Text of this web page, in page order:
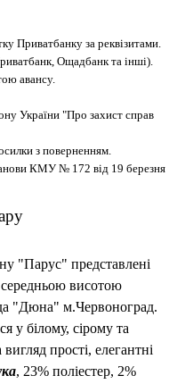
Приватбанку за реквізитами.
Ощадбанк та інші).
авансу.
України "Про захист справ
з поверненням.
КМУ № 172 від 19 березня
"Парус" представлені
середньою висотою
"Дюна" м.Червоноград.
у білому, сірому та
прості, елегантні
, 23% поліестер, 2%